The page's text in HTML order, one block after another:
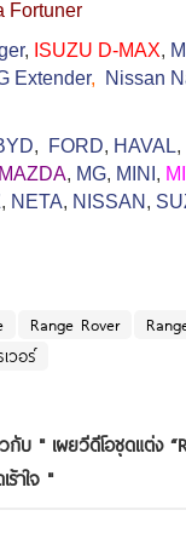
Fortuner
, ISUZU D-MAX,
Extender, Nissan
, FORD, HAVAL,
MAZDA, MG, MINI ,
, NETA, NISSAN ,
Range Rover
เวอร์
กับ " เผยวีดีโอชุดแต่ง
ร้าใจ "